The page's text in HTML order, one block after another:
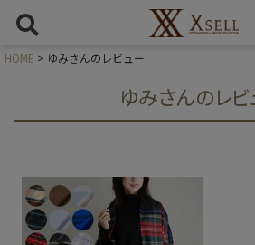
HOME ゆみさんのレビュー
ゆみさんのレビ